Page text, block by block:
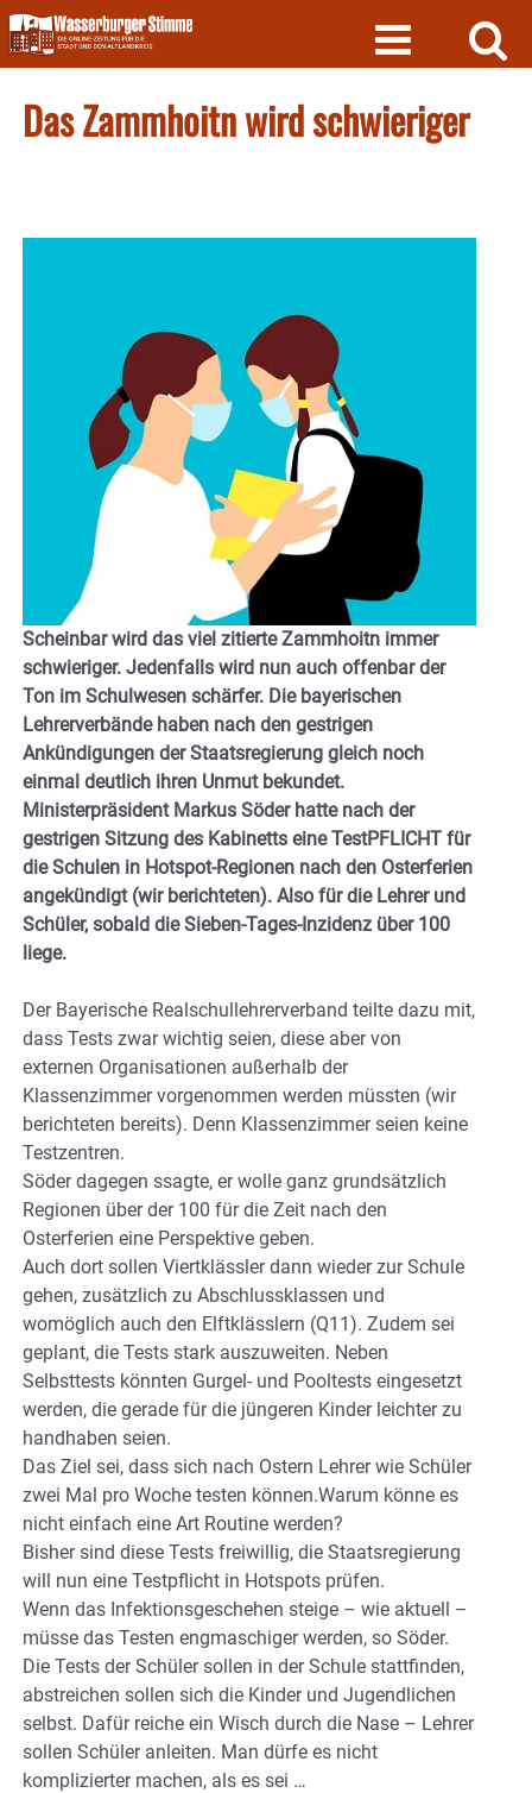
Skip
to
content
Das Zammhoitn wird schwieriger
Scheinbar wird das viel zitierte Zammhoitn immer
schwieriger. Jedenfalls wird nun auch offenbar der
Ton im Schulwesen schärfer. Die bayerischen
Lehrerverbände haben nach den gestrigen
Ankündigungen der Staatsregierung gleich noch
einmal deutlich ihren Unmut bekundet.
Ministerpräsident Markus Söder hatte nach der
gestrigen Sitzung des Kabinetts eine TestPFLICHT für
die Schulen in Hotspot-Regionen nach den Osterferien
angekündigt (wir berichteten). Also für die Lehrer und
Schüler, sobald die Sieben-Tages-Inzidenz über 100
liege.
Der Bayerische Realschullehrerverband teilte dazu mit,
dass Tests zwar wichtig seien, diese aber von
externen Organisationen außerhalb der
Klassenzimmer vorgenommen werden müssten (wir
berichteten bereits). Denn Klassenzimmer seien keine
Testzentren.
Söder dagegen ssagte, er wolle ganz grundsätzlich
Regionen über der 100 für die Zeit nach den
Osterferien eine Perspektive geben.
Auch dort sollen Viertklässler dann wieder zur Schule
gehen, zusätzlich zu Abschlussklassen und
womöglich auch den Elftklässlern (Q11). Zudem sei
geplant, die Tests stark auszuweiten. Neben
Selbsttests könnten Gurgel- und Pooltests eingesetzt
werden, die gerade für die jüngeren Kinder leichter zu
handhaben seien.
Das Ziel sei, dass sich nach Ostern Lehrer wie Schüler
zwei Mal pro Woche testen können.Warum könne es
nicht einfach eine Art Routine werden?
Bisher sind diese Tests freiwillig, die Staatsregierung
will nun eine Testpflicht in Hotspots prüfen.
Wenn das Infektionsgeschehen steige – wie aktuell –
müsse das Testen engmaschiger werden, so Söder.
Die Tests der Schüler sollen in der Schule stattfinden,
abstreichen sollen sich die Kinder und Jugendlichen
selbst. Dafür reiche ein Wisch durch die Nase – Lehrer
sollen Schüler anleiten. Man dürfe es nicht
komplizierter machen, als es sei …